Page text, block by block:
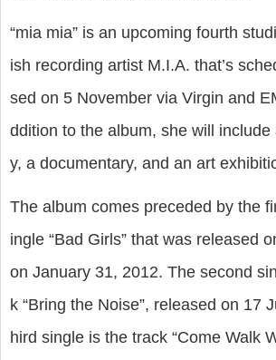
“mia mia” is an upcoming fourth
ish recording artist M.I.A. that’s
sed on 5 November via Virgin and
ddition to the album, she will include
y, a documentary, and an art
The album comes preceded by the
ingle “Bad Girls” that was released
on January 31, 2012. The second
k “Bring the Noise”, released on 17
hird single is the track “Come Walk